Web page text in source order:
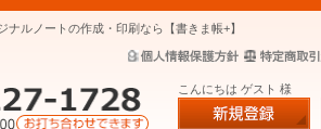
ルノートの作成・印刷なら【書きま帳+】
こんにちは ゲスト 様